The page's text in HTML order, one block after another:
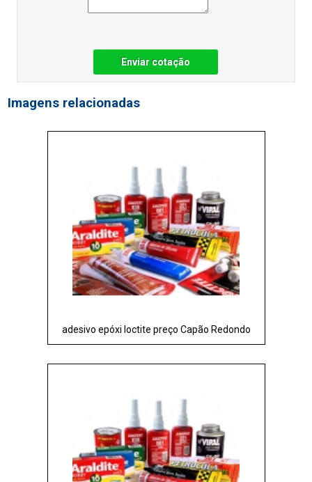
Enviar cotação
Imagens relacionadas
adesivo epóxi loctite preço Capão Redondo